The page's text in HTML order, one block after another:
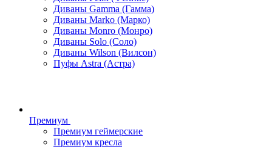
Диваны Gamma (Гамма)
Диваны Marko (Марко)
Диваны Monro (Монро)
Диваны Solo (Соло)
Диваны Wilson (Вилсон)
Пуфы Astra (Астра)
Премиум
Премиум геймерские
Премиум кресла